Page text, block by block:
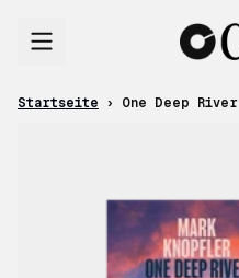
Startseite › One Deep River